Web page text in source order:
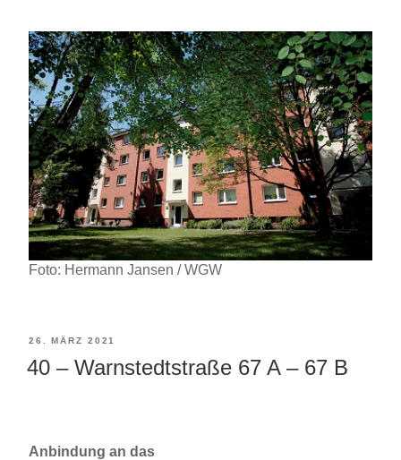
Foto: Hermann Jansen / WGW
VERÖFFENTLICHT
AM
26. MÄRZ 2021
40 – Warnstedtstraße 67 A – 67 B
Anbindung an das